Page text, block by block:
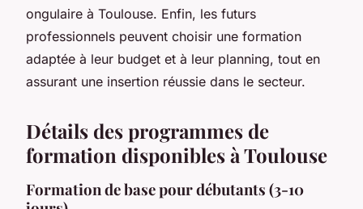
ongulaire à Toulouse. Enfin, les futurs
professionnels peuvent choisir une formation
adaptée à leur budget et à leur planning, tout en
assurant une insertion réussie dans le secteur.
Détails des programmes de
formation disponibles à Toulouse
Formation de base pour débutants (3-10